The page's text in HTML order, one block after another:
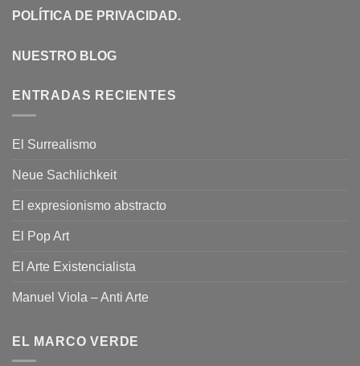
POLÍTICA DE PRIVACIDAD.
NUESTRO BLOG
ENTRADAS RECIENTES
El Surrealismo
Neue Sachlichkeit
El expresionismo abstracto
El Pop Art
El Arte Existencialista
Manuel Viola – Anti Arte
EL MARCO VERDE